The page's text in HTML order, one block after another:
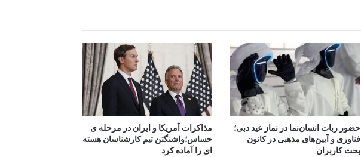
حضور ربات انسان‌نما در نماز عید دبی؛
فناوری و آیین‌های مذهبی در کانون
بحث کاربران
مذاکرات آمریکا و ایران در مرحله ی
حساس؛واشنگتن تیم کارشناسان هسته
ای را آماده کرد